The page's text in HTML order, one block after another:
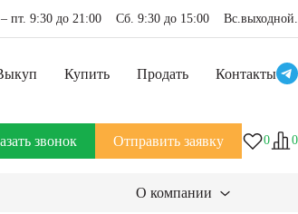
пт. 9:30 до 21:00 Сб. 9:30 до 15:00 Вс.выходной.
Купить Продать Контакты
звонок Отправить заявку 0 0
О компании